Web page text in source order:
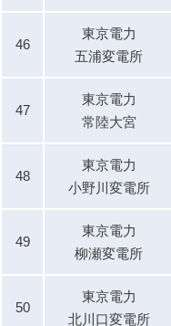
46
東京電力
五浦変電所
47
東京電力
常陸大宮
48
東京電力
小野川変電所
49
東京電力
柳瀬変電所
50
東京電力
北川口変電所